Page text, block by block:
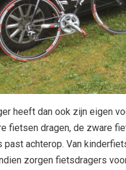
heeft dan ook zijn eigen
fietsen dragen, de zware
achterop. Van
zorgen fietsdragers